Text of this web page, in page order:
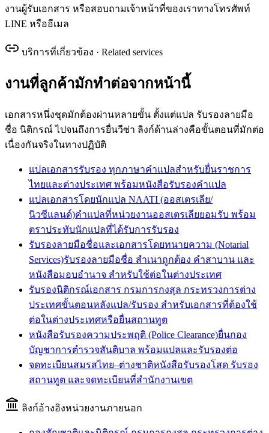
งานผู้รับเอกสาร หรือสอบถามเจ้าหน้าที่ของเราทางโทรศัพท์
LINE หรืออีเมล
บริการที่เกี่ยวข้อง · Related services
งานที่ลูกค้ามักทำต่อจากหน้านี้
เอกสารหนึ่งชุดมักต้องผ่านหลายขั้น ตั้งแต่แปล รับรองลายมือ
ชื่อ นิติกรณ์ ไปจนถึงการยื่นวีซ่า ลิงก์ด้านล่างคือขั้นตอนที่มักต่อ
เนื่องกันจริงในทางปฏิบัติ
แปลเอกสารรับรอง ทุกภาษาคำแปลสำหรับยื่นราชการ
ไทยและต่างประเทศ พร้อมหนังสือรับรองคำแปล
แปลเอกสารโดยนักแปล NAATI (ออสเตรเลีย/
นิวซีแลนด์)คำแปลที่หน่วยงานออสเตรเลียยอมรับ พร้อม
ตราประทับนักแปลที่ได้รับการรับรอง
รับรองลายมือชื่อและเอกสารโดยทนายความ (Notarial
Services)รับรองลายมือชื่อ สำเนาถูกต้อง คำสาบาน และ
หนังสือมอบอำนาจ สำหรับใช้ต่อในต่างประเทศ
รับรองนิติกรณ์เอกสาร กรมการกงสุล กระทรวงการต่าง
ประเทศขั้นตอนหลังแปล/รับรอง สำหรับเอกสารที่ต้องใช้
ต่อในต่างประเทศหรือยื่นสถานทูต
หนังสือรับรองความประพฤติ (Police Clearance)ยื่นกอง
บัญชาการตำรวจสันติบาล พร้อมแปลและรับรองต่อ
จดทะเบียนสมรสไทย–ต่างชาติหนังสือรับรองโสด รับรอง
สถานทูต และจดทะเบียนที่สำนักงานเขต
ลิงก์อ้างอิงหน่วยงานภายนอก